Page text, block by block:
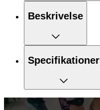
Beskrivelse
Specifikationer